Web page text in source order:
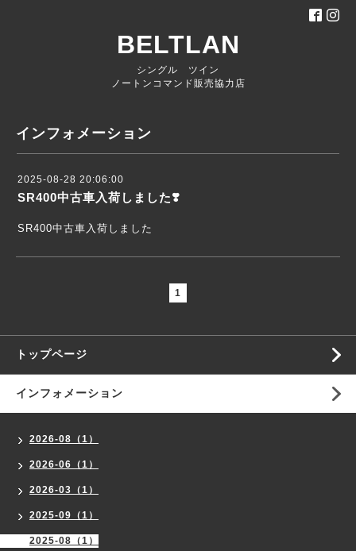
BELTLAN
シングル ツイン
ノートンコマンド販売協力店
インフォメーション
2025-08-28 20:06:00
SR400中古車入荷しました❣️
SR400中古車入荷しました
1
トップページ
インフォメーション
2026-08（1）
2026-06（1）
2026-03（1）
2025-09（1）
2025-08（1）